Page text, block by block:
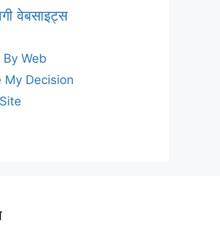
वेबसाइट्स
Web
My Decision